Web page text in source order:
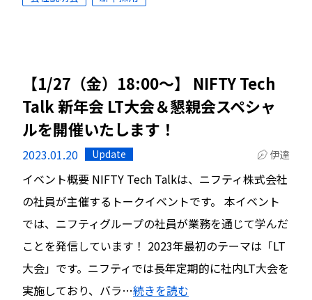
【1/27（金）18:00〜】 NIFTY Tech
Talk 新年会 LT大会＆懇親会スペシャ
ルを開催いたします！
2023.01.20 Update 伊達
イベント概要 NIFTY Tech Talkは、ニフティ株式会社
の社員が主催するトークイベントです。 本イベント
では、ニフティグループの社員が業務を通じて学んだ
ことを発信しています！ 2023年最初のテーマは「LT
大会」です。ニフティでは長年定期的に社内LT大会を
実施しており、バラ…続きを読む